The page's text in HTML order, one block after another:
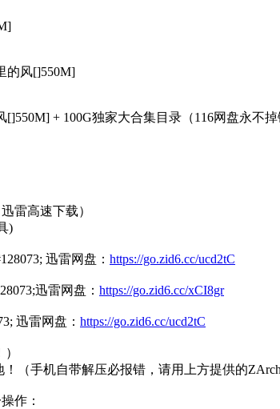
的风[]550M]
+ 100G独家大合集目录（116网盘永不掉
雷高速下载）
)
迅雷网盘： https://go.zid6.cc/ucd2tC
迅雷网盘： https://go.zid6.cc/xCI8gr
迅雷网盘： https://go.zid6.cc/ucd2tC
（手机自带解压必报错，请用上方提供的
作：